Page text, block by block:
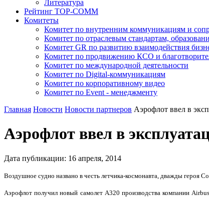
Литература
Рейтинг TOP-COMM
Комитеты
Комитет по внутренним коммуникациям и
Комитет по отраслевым стандартам,
Комитет GR по развитию взаимодействия
Комитет по продвижению КСО и
Комитет по международной деятельности
Комитет по Digital-коммуникациям
Комитет по корпоративному видео
Комитет по Event - менеджменту
Главная Новости Новости партнеров Аэрофлот ввел в
Аэрофлот ввел в
Дата публикации: 16 апреля, 2014
Воздушное судно названо в честь летчика-космонавта, дважды героя
Аэрофлот получил новый самолет А320 производства компании